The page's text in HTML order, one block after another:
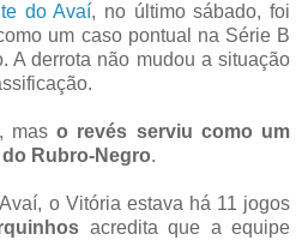
do Avaí, no último sábado, foi
um caso pontual na Série B
A derrota não mudou a situação
maso revés serviu como um
Rubro-Negro.
o Vitória estava há 11 jogos
acredita que a equipe